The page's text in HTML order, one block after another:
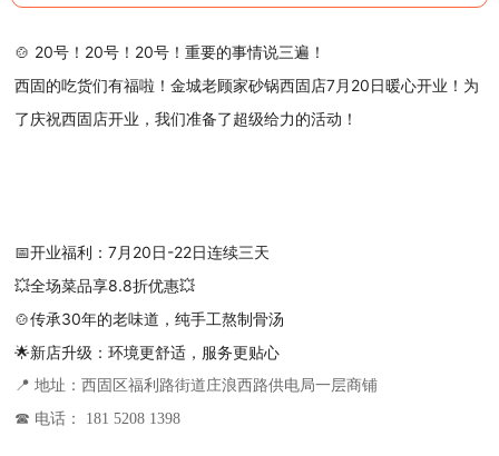
🍲 20号！20号！20号！重要的事情说三遍！
西固的吃货们有福啦！金城老顾家砂锅西固店7月20日暖心开业！为
了庆祝西固店开业，我们准备了超级给力的活动！
📅开业福利：7月20日-22日连续三天
💥全场菜品享8.8折优惠💥
🍲传承30年的老味道，纯手工熬制骨汤
🌟新店升级：环境更舒适，服务更贴心
📍 地址：西固区福利路街道庄浪西路供电局一层商铺
☎ 电话： 181 5208 1398